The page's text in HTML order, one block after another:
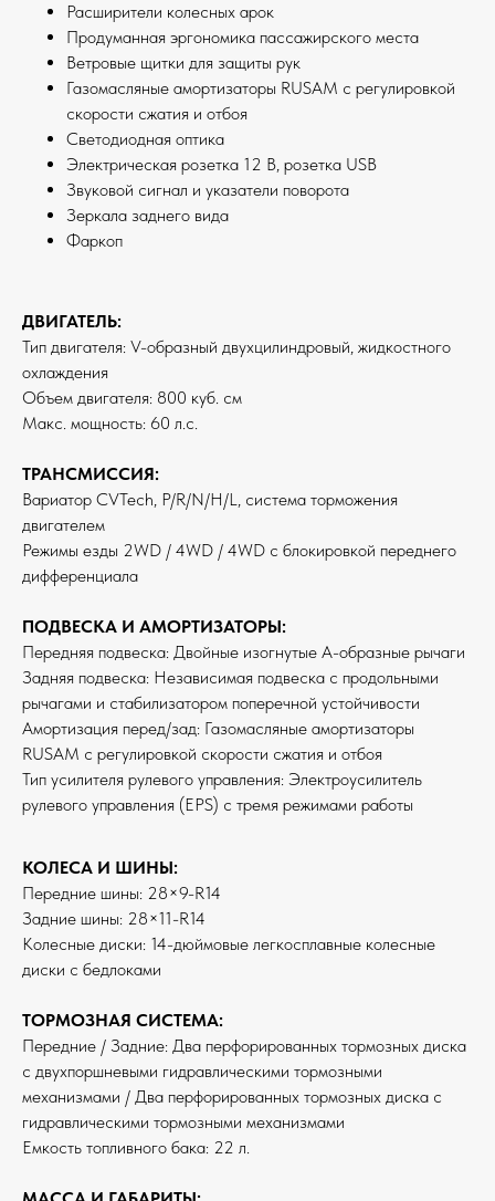
Расширители колесных арок
Продуманная эргономика пассажирского места
Ветровые щитки для защиты рук
Газомасляные амортизаторы RUSAM с регулировкой
скорости сжатия и отбоя
Светодиодная оптика
Электрическая розетка 12 B, розетка USB
Звуковой сигнал и указатели поворота
Зеркала заднего вида
Фаркоп
ДВИГАТЕЛЬ:
Тип двигателя: V-образный двухцилиндровый, жидкостного
охлаждения
Объем двигателя: 800 куб. см
Макс. мощность: 60 л.с.
ТРАНСМИССИЯ:
Вариатор CVTech, P/R/N/H/L, система торможения
двигателем
Режимы езды 2WD / 4WD / 4WD с блокировкой переднего
дифференциала
ПОДВЕСКА И АМОРТИЗАТОРЫ:
Передняя подвеска: Двойные изогнутые А-образные рычаги
Задняя подвеска: Независимая подвеска с продольными
рычагами и стабилизатором поперечной устойчивости
Амортизация перед/зад: Газомасляные амортизаторы
RUSAM с регулировкой скорости сжатия и отбоя
Тип усилителя рулевого управления: Электроусилитель
рулевого управления (EPS) с тремя режимами работы
КОЛЕСА И ШИНЫ:
Передние шины: 28×9-R14
Задние шины: 28×11-R14
Колесные диски: 14-дюймовые легкосплавные колесные
диски с бедлоками
ТОРМОЗНАЯ СИСТЕМА:
Передние / Задние: Два перфорированных тормозных диска
с двухпоршневыми гидравлическими тормозными
механизмами / Два перфорированных тормозных диска с
гидравлическими тормозными механизмами
Емкость топливного бака: 22 л.